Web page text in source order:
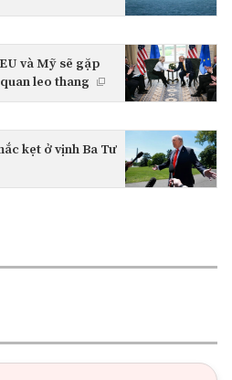
và Mỹ sẽ gặp
leo thang
kẹt ở vịnh Ba Tư